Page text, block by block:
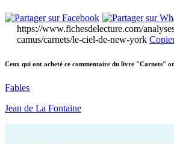
https://www.fichesdelecture.com/
camus/carnets/le-ciel-de-new-york
Ceux qui ont acheté ce commentaire du livre "Carnets"
Fables
Jean de La Fontaine